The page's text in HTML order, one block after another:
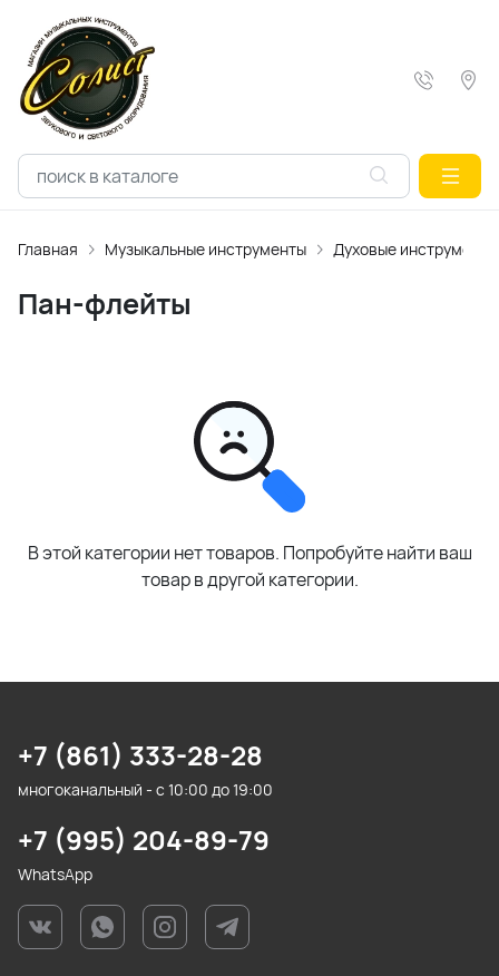
Главная Музыкальные инструменты Духовые инструменты
Пан-флейты
В этой категории нет товаров. Попробуйте найти ваш
товар в другой категории.
+7 (861) 333-28-28
многоканальный - с 10:00 до 19:00
+7 (995) 204-89-79
WhatsApp